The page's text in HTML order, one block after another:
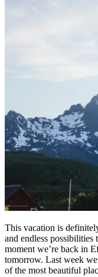
This vacation is
and endless possibilities
moment we’re back in
tomorrow. Last week
of the most beautiful